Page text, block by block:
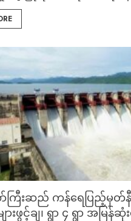
ြီးဆည် ကန်ရေပြည့်မှတ်နီ
းဖွင့်ချ၊ ရွာ ၄ ရွာ အမြန်ဆုံ